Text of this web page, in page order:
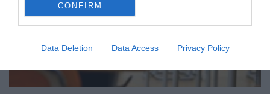
CONFIRM
Data Deletion Data Access Privacy Policy